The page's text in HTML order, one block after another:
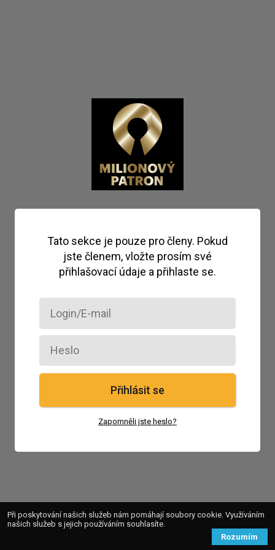
Tato sekce je pouze pro členy. Pokud
jste členem, vložte prosím své
přihlašovací údaje a přihlaste se.
Přihlásit se
Zapomněli jste heslo?
Při poskytování našich služeb nám pomáhají soubory cookie. Využíváním
našich služeb s jejich používáním souhlasíte.
Rozumím